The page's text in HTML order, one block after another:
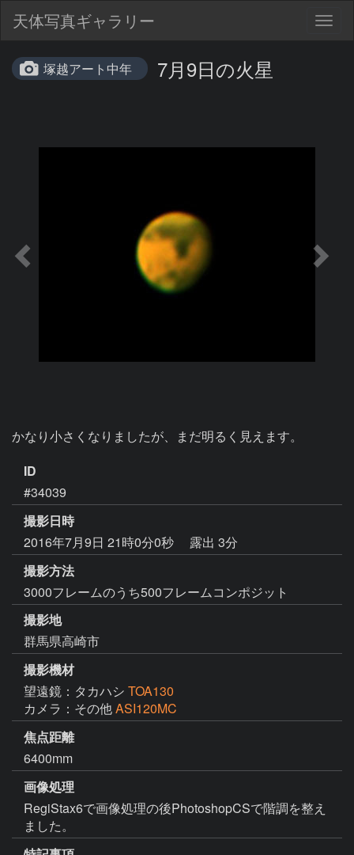
天体写真ギャラリー
塚越アート中年 7月9日の火星
かなり小さくなりましたが、まだ明るく見えます。
ID
#34039
撮影日時
2016年7月9日 21時0分0秒
露出 3分
撮影方法
3000フレームのうち500フレームコンポジット
撮影地
群馬県高崎市
撮影機材
望遠鏡：タカハシ TOA130
カメラ：その他ASI120MC
焦点距離
6400mm
画像処理
RegiStax6で画像処理の後PhotoshopCSで階調を整え
ました。